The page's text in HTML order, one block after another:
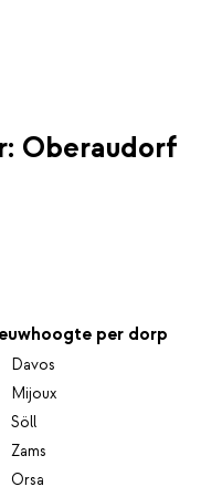
Oberaudorf
per dorp
Davos
Mijoux
Söll
Zams
Orsa